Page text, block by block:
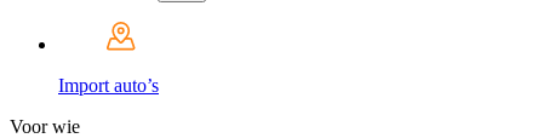
Import auto’s
Voor wie